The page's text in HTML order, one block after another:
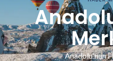
Anadolu'nun